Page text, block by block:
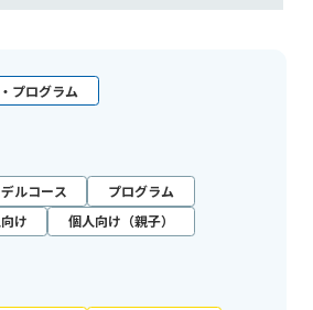
プログラム
ルコース
プログラム
け 個人向け（親子）